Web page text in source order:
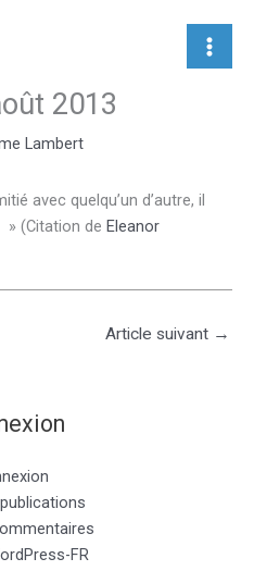
2013
Lambert
avec quelqu’un d’autre, il
(Citation de Eleanor
Article suivant →
FR